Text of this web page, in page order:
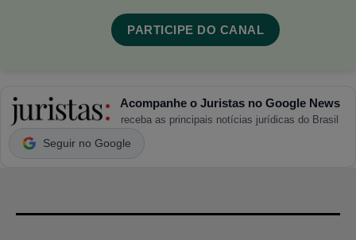
PARTICIPE DO CANAL
Acompanhe o Juristas no Google News
receba as principais notícias jurídicas do Brasil
Seguir no Google